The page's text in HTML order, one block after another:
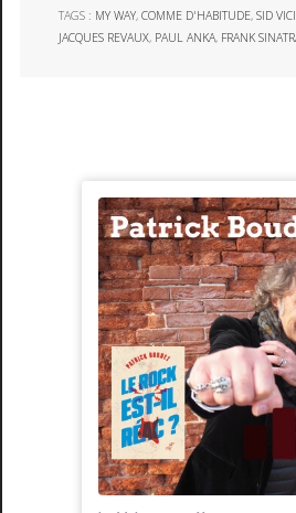
TAGS : MY WAY,COMME D'HABITUDE,SID
JACQUES REVAUX, PAUL ANKA, FRANK